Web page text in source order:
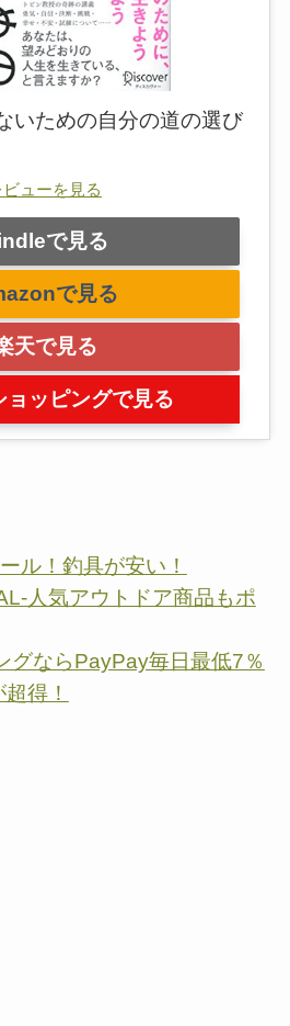
いための自分の道の選び
ューを見る
で見る
で見る
天で見る
ッピングで見る
ル！釣具が安い！
人気アウトドア商品もポ
グならPayPay毎日最低7％
得！